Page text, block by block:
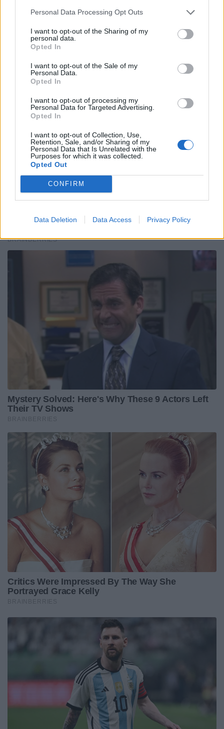
Personal Data Processing Opt Outs
I want to opt-out of the Sharing of my
personal data.
Opted In
I want to opt-out of the Sale of my
Personal Data.
Opted In
I want to opt-out of processing my
Personal Data for Targeted Advertising.
Opted In
I want to opt-out of Collection, Use,
Retention, Sale, and/or Sharing of my
Personal Data that Is Unrelated with the
Purposes for which it was collected.
Opted Out
CONFIRM
Data Deletion Data Access Privacy Policy